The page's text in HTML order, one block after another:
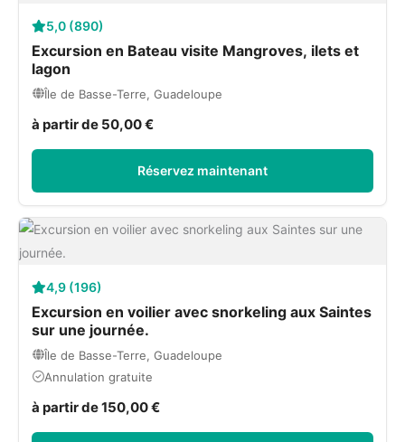
5,0 (890)
Excursion en Bateau visite Mangroves, ilets et
lagon
Île de Basse-Terre, Guadeloupe
à partir de 50,00 €
Réservez maintenant
4,9 (196)
Excursion en voilier avec snorkeling aux Saintes
sur une journée.
Île de Basse-Terre, Guadeloupe
Annulation gratuite
à partir de 150,00 €